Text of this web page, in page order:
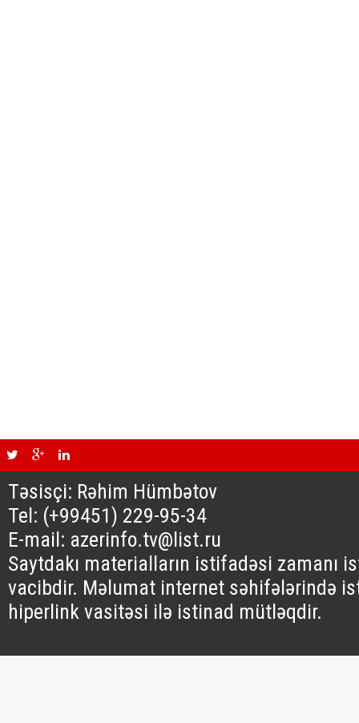
Təsisçi: Rəhim Hümbətov
Tel: (+99451) 229-95-34
E-mail: azerinfo.tv@list.ru
Saytdakı materialların istifadəsi zamanı
vacibdir. Məlumat internet səhifələrində
hiperlink vasitəsi ilə istinad mütləqdir.